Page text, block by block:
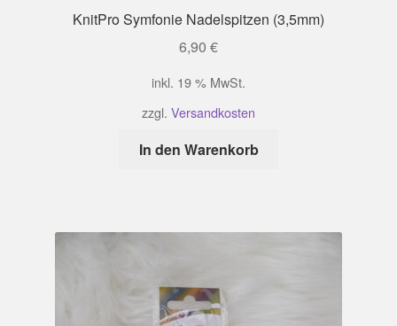
KnitPro Symfonie Nadelspitzen (3,5mm)
6,90 €
inkl. 19 % MwSt.
zzgl. Versandkosten
In den Warenkorb